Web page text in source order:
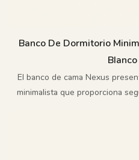
Banco De Dormitorio
El banco de cama Nexus
minimalista que proporciona